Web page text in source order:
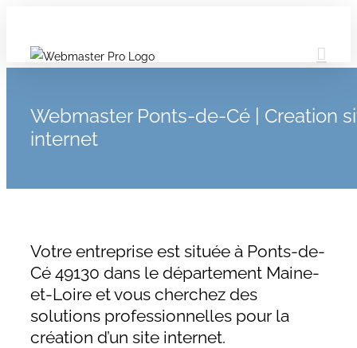
Webmaster Ponts-de-Cé | Creation
internet
Votre entreprise est située à Ponts-de-
Cé 49130 dans le département Maine-
et-Loire et vous cherchez des
solutions professionnelles pour la
création d’un site internet.